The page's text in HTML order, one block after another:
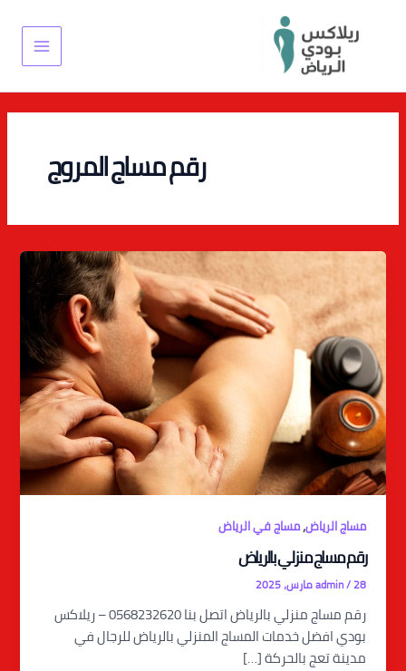
Main
Menu
رقم مساج المروج
مساج الرياض,مساج في الرياض
رقم مساج منزلي بالرياض
admin/28 مارس، 2025
رقم مساج منزلي بالرياض اتصل بنا 0568232620 – ريلاكس
بودي افضل خدمات المساج المنزلي بالرياض للرجال في
مدينة تعج بالحركة […]